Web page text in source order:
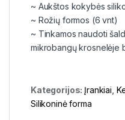
~ Aukštos kokybės
~ Rožių formos (6 vnt)
~ Tinkamos naudoti
mikrobangų krosnelėje
Kategorijos: Įrankiai
Silikoninė forma